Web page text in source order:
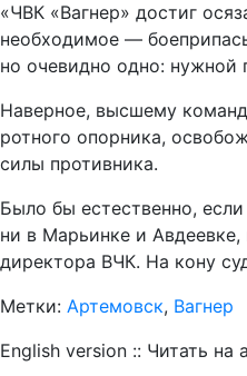
«ЧВК «Вагнер» достиг
необходимое —
но очевидно одно: нужной
Наверное, высшему
ротного опорника,
силы противника.
Было бы естественно,
ни в Марьинке и Авдеевке,
директора ВЧК. На кону
Метки: Артемовск, Вагнер
English version :: Читать на